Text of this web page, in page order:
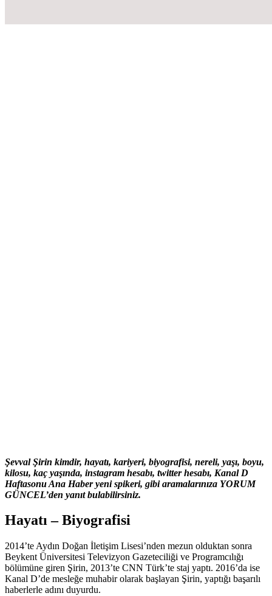
Şevval Şirin kimdir, hayatı, kariyeri, biyografisi, nereli, yaşı, boyu,
kilosu, kaç yaşında, instagram hesabı, twitter hesabı, Kanal D
Haftasonu Ana Haber yeni spikeri, gibi aramalarınıza YORUM
GÜNCEL’den yanıt bulabilirsiniz.
Hayatı – Biyografisi
2014’te Aydın Doğan İletişim Lisesi’nden mezun olduktan sonra
Beykent Üniversitesi Televizyon Gazeteciliği ve Programcılığı
bölümüne giren Şirin, 2013’te CNN Türk’te staj yaptı. 2016’da ise
Kanal D’de mesleğe muhabir olarak başlayan Şirin, yaptığı başarılı
haberlerle adını duyurdu.